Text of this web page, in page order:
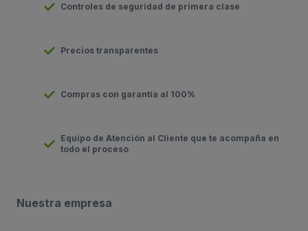
Controles de seguridad de primera clase
Precios transparentes
Compras con garantía al 100%
Equipo de Atención al Cliente que te acompaña en
todo el proceso
Nuestra empresa